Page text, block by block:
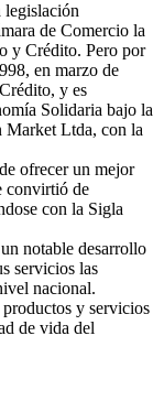
legislación
de Comercio la
y Crédito. Pero por
en marzo de
y es
Solidaria bajo la
Market Ltda, con la
ofrecer un mejor
convirtió de
con la Sigla
notable desarrollo
servicios las
nacional.
y servicios
de vida del